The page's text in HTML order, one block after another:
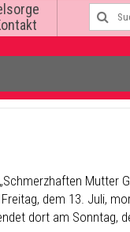
Mutter
dem 13. Juli,
dort am Sonntag,